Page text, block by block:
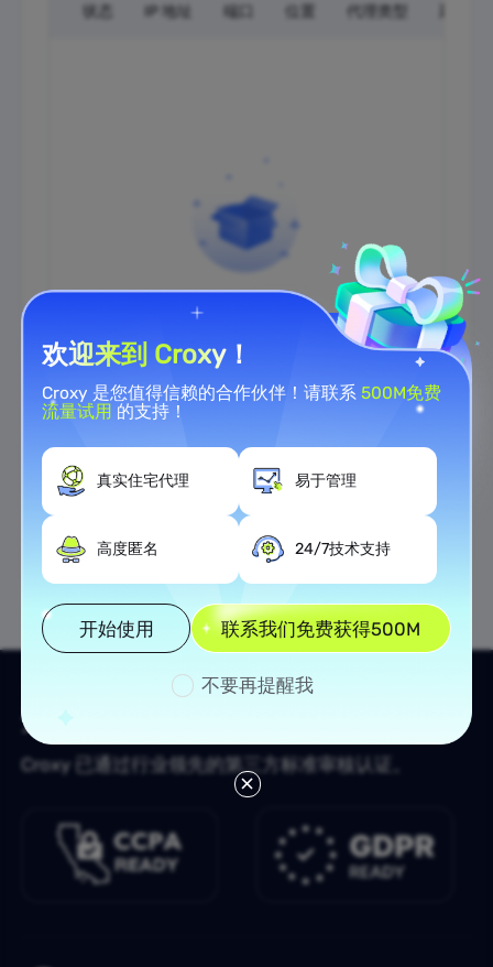
IP 地址 端口 代理类型
1
开启高效的
Croxy 已通过行业领先的第三方标准审核认证。
欢迎来到 Croxy！
Croxy 是您值得信赖的合作伙伴！请联系500M免费
流量试用 的支持！
真实住宅代理 易于管理
高度匿名 24/7技术支持
开始使用 联系我们免费获得500M
不要再提醒我